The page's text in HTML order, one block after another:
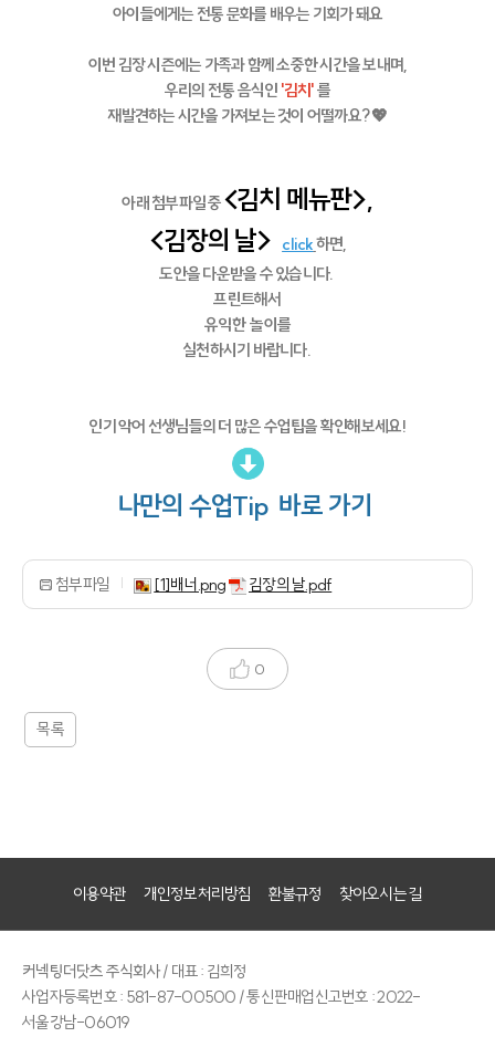
아이들에게는 전통 문화를 배우는 기회가 돼요
이번 김장 시즌에는 가족과 함께 소중한 시간을 보내며,
우리의 전통 음식인 '김치'를
재발견하는 시간을 가져보는 것이 어떨까요? 💖
아래 첨부파일 중<김치 메뉴판>,
<김장의 날> click하면,
도안을 다운받을 수 있습니다.
프린트해서
유익한 놀이를
실천하시기 바랍니다.
인기 악어 선생님들의 더 많은 수업팁을 확인해보세요!
나만의 수업Tip 바로 가기
첨부파일 [1]배너.png 김장의 날.pdf
0
목록
이용약관 개인정보처리방침 환불규정 찾아오시는 길
커넥팅더닷츠 주식회사/ 대표 : 김희정
사업자등록번호 : 581-87-00500 / 통신판매업신고번호 : 2022-
서울강남-06019